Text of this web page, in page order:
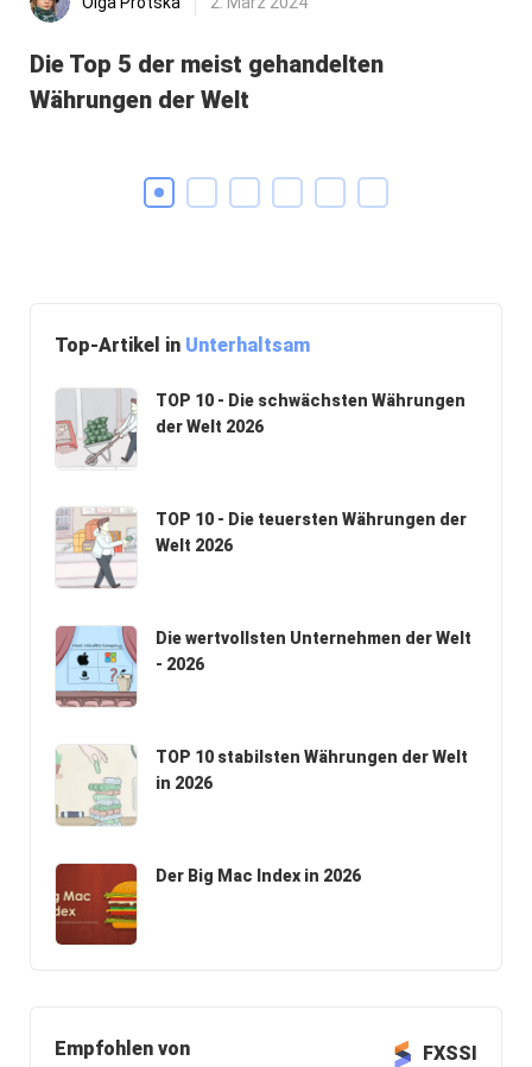
Die Top 5 der meist gehandelten
Währungen der Welt
Top-Artikel in Unterhaltsam
TOP 10 - Die schwächsten Währungen
der Welt 2026
TOP 10 - Die teuersten Währungen der
Welt 2026
Die wertvollsten Unternehmen der Welt
- 2026
TOP 10 stabilsten Währungen der Welt
in 2026
Der Big Mac Index in 2026
Empfohlen von FXSSI